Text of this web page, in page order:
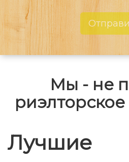
Мы - не
риэлторское
Лучшие